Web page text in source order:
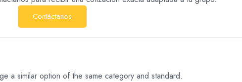
Contáctanos
a similar option of the same category and standard.